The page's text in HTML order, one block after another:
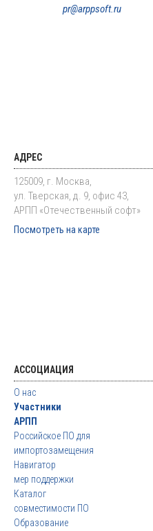
pr@arppsoft.ru
АДРЕС
125009, г. Москва,
ул. Тверская, д. 9, офис 43,
АРПП «Отечественный софт»
Посмотреть на карте
АССОЦИАЦИЯ
О нас
Участники
АРПП
Российское ПО для
импортозамещения
Навигатор
мер поддержки
Каталог
совместимости ПО
Образование